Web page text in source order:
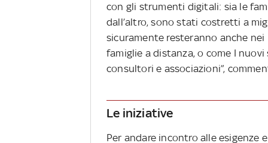
con gli strumenti digitali: sia le
dall’altro, sono stati costretti a
sicuramente resteranno anche
famiglie a distanza, o come I
consultori e associazioni”,
Le iniziative
Per andare incontro alle esigenze